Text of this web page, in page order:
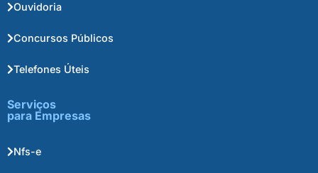
Ouvidoria
Concursos Públicos
Telefones Úteis
Serviços
para Empresas
Nfs-e